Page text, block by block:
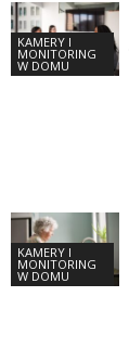
KAMERY I
MONITORING
W DOMU
KAMERY I
MONITORING
W DOMU